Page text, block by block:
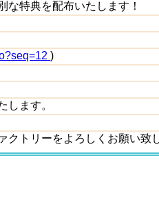
な特典を配布いたします！
)
します。
クトリーをよろしくお願い致